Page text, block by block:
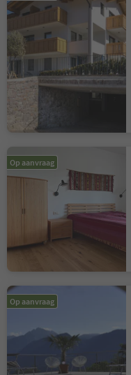
Op aanvraag
Op aanvraag